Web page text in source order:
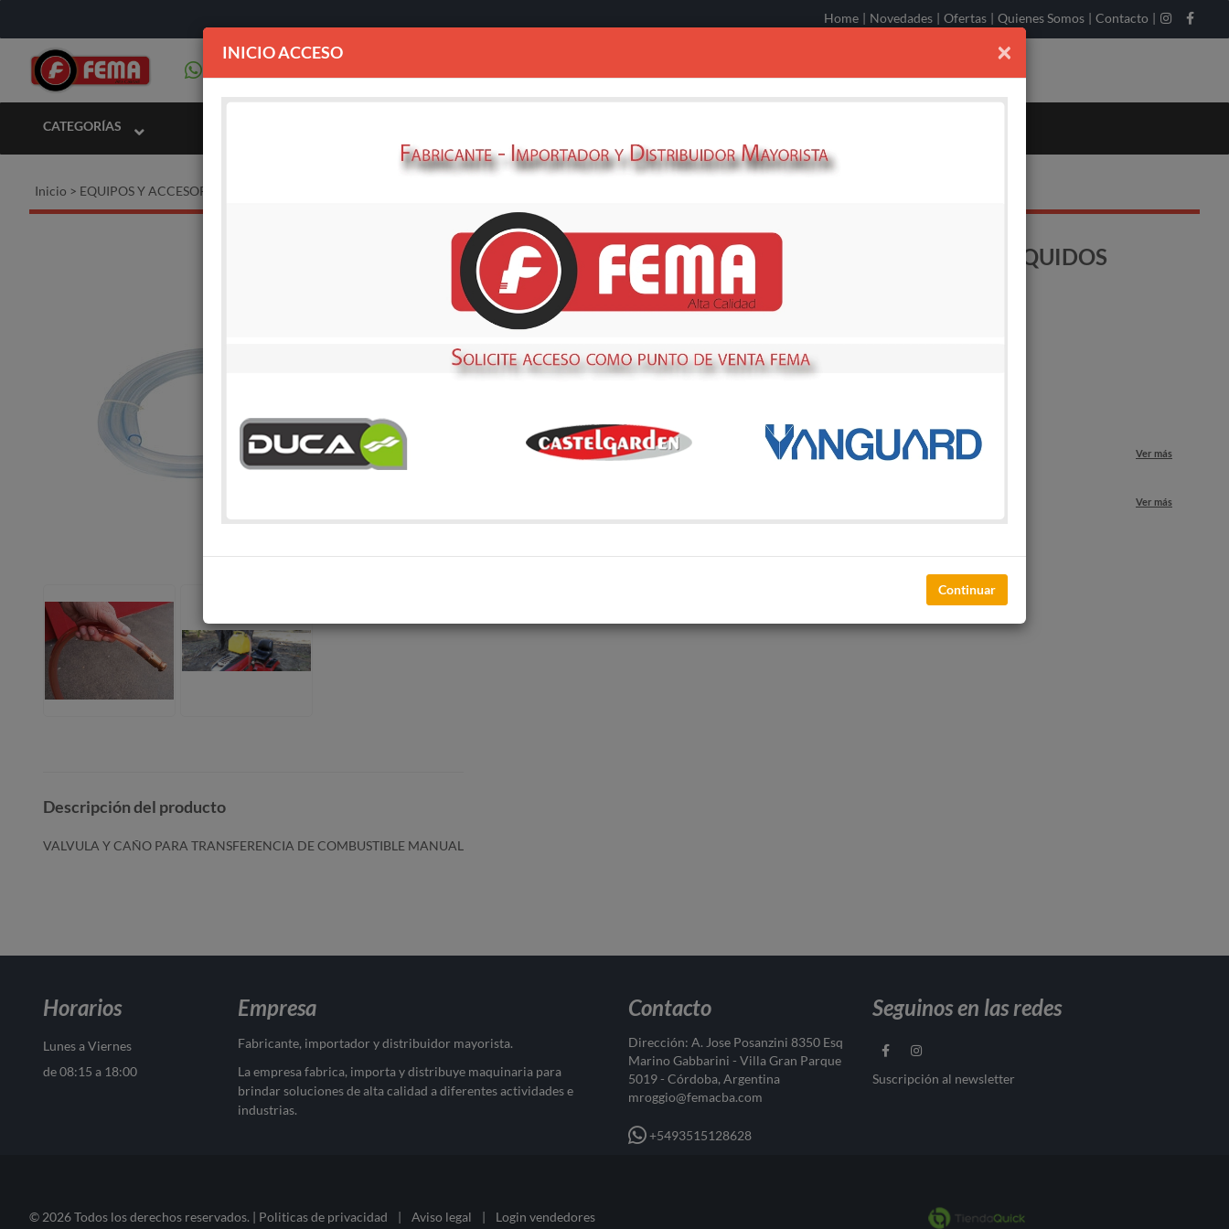
Home | Novedades | Ofertas | Quienes Somos | Contacto |
CATEGORÍAS
Inicio > EQUIPOS Y ACCESORIOS PARA COMBUSTIBLE
SUCCIONADOR MANUAL FEMA-P/LIQUIDOS
Transporte Habitual
Transporte habitual Ver más
Ver más
Compartí en:
Descripción del producto
VALVULA Y CAÑO PARA TRANSFERENCIA DE COMBUSTIBLE MANUAL
Horarios
Lunes a Viernes
de 08:15 a 18:00
Empresa
Fabricante, importador y distribuidor mayorista.
La empresa fabrica, importa y distribuye maquinaria para
brindar soluciones de alta calidad a diferentes actividades e
industrias.
Contacto
Dirección: A. Jose Posanzini 8350 Esq
Marino Gabbarini - Villa Gran Parque
5019 - Córdoba, Argentina
mroggio@femacba.com
+5493515128628
Seguinos en las redes
Suscripción al newsletter
© 2026 Todos los derechos reservados. | Politicas de privacidad | Aviso legal | Login vendedores
×
INICIO ACCESO
Continuar